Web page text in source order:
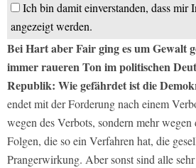
Ich bin damit einverstanden, dass mir
angezeigt werden.
Bei Hart aber Fair ging es um Gewalt
immer raueren Ton im politischen
Republik: Wie gefährdet ist die
endet mit der Forderung nach einem
wegen des Verbots, sondern mehr
Folgen, die so ein Verfahren hat, die
Prangerwirkung. Aber sonst sind alle